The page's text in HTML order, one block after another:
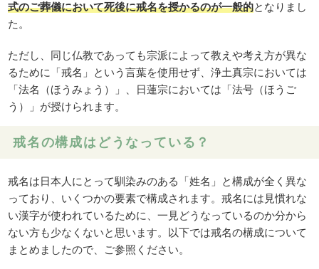
式のご葬儀において死後に戒名を授かるのが一般的となりまし
た。
ただし、同じ仏教であっても宗派によって教えや考え方が異な
るために「戒名」という言葉を使用せず、浄土真宗においては
「法名（ほうみょう）」、日蓮宗においては「法号（ほうご
う）」が授けられます。
戒名の構成はどうなっている？
戒名は日本人にとって馴染みのある「姓名」と構成が全く異な
っており、いくつかの要素で構成されます。戒名には見慣れな
い漢字が使われているために、一見どうなっているのか分から
ない方も少なくないと思います。以下では戒名の構成について
まとめましたので、ご参照ください。